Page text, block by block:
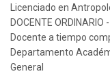
Licenciado en
DOCENTE ORDINARIO
Docente a tiempo
Departamento
General